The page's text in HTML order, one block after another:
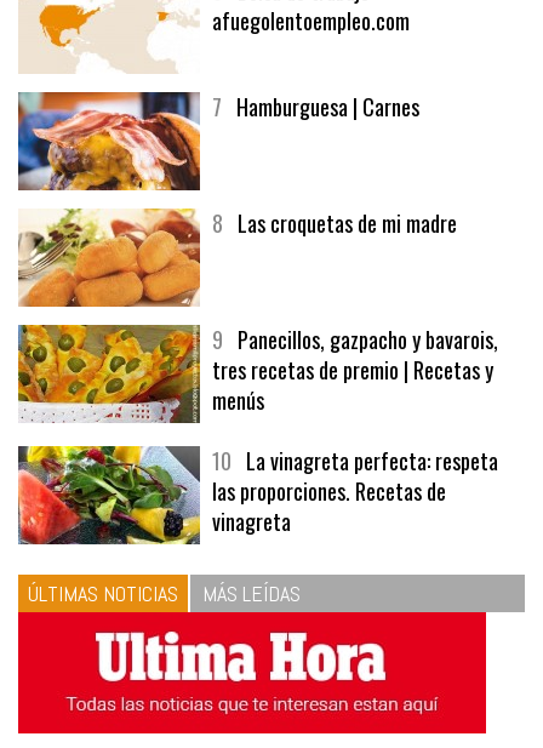
afuegolentoempleo.com
7 Hamburguesa | Carnes
8 Las croquetas de mi madre
9 Panecillos, gazpacho y bavarois,
tres recetas de premio | Recetas y
menús
10 La vinagreta perfecta: respeta
las proporciones. Recetas de
vinagreta
ÚLTIMAS NOTICIAS MÁS LEÍDAS